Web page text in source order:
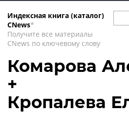
Индексная книга (каталог)
CNews*
Получите все материалы
CNews по ключевому слову
Комарова
+
Кропалева